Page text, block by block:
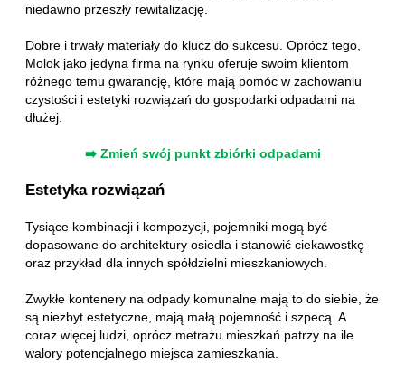
niedawno przeszły rewitalizację.
Dobre i trwały materiały do klucz do sukcesu. Oprócz tego,
Molok jako jedyna firma na rynku oferuje swoim klientom
różnego temu gwarancję, które mają pomóc w zachowaniu
czystości i estetyki rozwiązań do gospodarki odpadami na
dłużej.
➡️ Zmień swój punkt zbiórki odpadami
Estetyka rozwiązań
Tysiące kombinacji i kompozycji, pojemniki mogą być
dopasowane do architektury osiedla i stanowić ciekawostkę
oraz przykład dla innych spółdzielni mieszkaniowych.
Zwykłe kontenery na odpady komunalne mają to do siebie, że
są niezbyt estetyczne, mają małą pojemność i szpecą. A
coraz więcej ludzi, oprócz metrażu mieszkań patrzy na ile
walory potencjalnego miejsca zamieszkania.